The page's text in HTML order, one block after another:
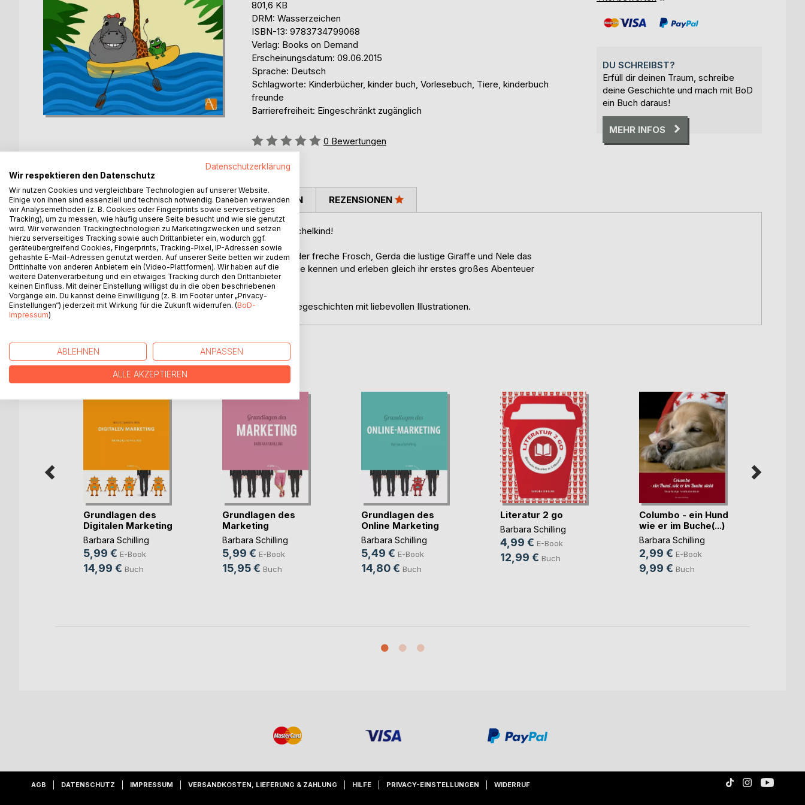
801,6 KB
DRM: Wasserzeichen
ISBN-13: 9783734799068
Verlag: Books on Demand
Erscheinungsdatum: 09.06.2015
Sprache: Deutsch
Schlagworte: Kinderbücher, kinder buch, Vorlesebuch, Tiere, kinderbuch
freunde
Barrierefreiheit: Eingeschränkt zugänglich
Bewertung::
0%
0 Bewertungen
DU SCHREIBST?
Erfüll dir deinen Traum, schreibe
deine Geschichte und mach mit BoD
ein Buch daraus!
MEHR INFOS
BESCHREIBUNG
Das allerliebste Vorlesebuch: Für Mama, Papa und ihr Kuschelkind!
Erlebe die neuen Abenteuer der mutigen drei Tiere: Fred der freche Frosch, Gerda die lustige Giraffe und Nele das
schlaue Nilpferd. Im ersten Teil lernen sich die drei Freunde kennen und erleben gleich ihr erstes großes Abenteuer
– mit dem Schlauchboot.
Das Kinderbuch ab 1 Jahr "Drei tierische Freunde": Vorlesegeschichten mit liebevollen Illustrationen.
AUTOR/IN PRESSESTIMMEN REZENSIONEN
WEITERE TITEL BEIBoD
Grundlagen des
Digitalen Marketing
Barbara Schilling
5,99 € E-Book
14,99 € Buch
Grundlagen des
Marketing
Barbara Schilling
5,99 € E-Book
15,95 € Buch
Grundlagen des
Online Marketing
Barbara Schilling
5,49 € E-Book
14,80 € Buch
Literatur 2 go
Barbara Schilling
4,99 € E-Book
12,99 € Buch
Columbo - ein Hund
wie er im Buche(...)
Barbara Schilling
2,99 € E-Book
9,99 € Buch
AGB DATENSCHUTZ IMPRESSUM VERSANDKOSTEN, LIEFERUNG & ZAHLUNG HILFE PRIVACY-EINSTELLUNGEN WIDERRUF
Datenschutzerklärung
Wir respektieren den Datenschutz
Wir nutzen Cookies und vergleichbare Technologien auf unserer Website.
Einige von ihnen sind essenziell und technisch notwendig. Daneben verwenden
wir Analysemethoden (z. B. Cookies oder Fingerprints sowie serverseitiges
Tracking), um zu messen, wie häufig unsere Seite besucht und wie sie genutzt
wird. Wir verwenden Trackingtechnologien zu Marketingzwecken und setzen
hierzu serverseitiges Tracking sowie auch Drittanbieter ein, wodurch ggf.
geräteübergreifend Cookies, Fingerprints, Tracking-Pixel, IP-Adressen sowie
gehashte E-Mail-Adressen genutzt werden. Auf unserer Seite betten wir zudem
Drittinhalte von anderen Anbietern ein (Video-Plattformen). Wir haben auf die
weitere Datenverarbeitung und ein etwaiges Tracking durch den Drittanbieter
keinen Einfluss. Mit deiner Einstellung willigst du in die oben beschriebenen
Vorgänge ein. Du kannst deine Einwilligung (z. B. im Footer unter „Privacy-
Einstellungen“) jederzeit mit Wirkung für die Zukunft widerrufen. (BoD-
Impressum)
ABLEHNEN ANPASSEN
ALLE AKZEPTIEREN